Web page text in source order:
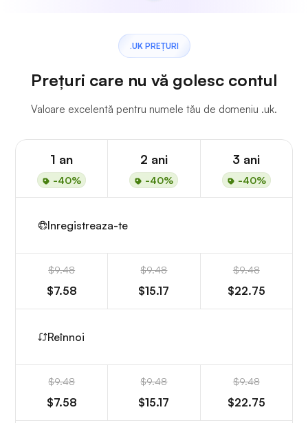
.UK PREȚURI
Prețuri care nu vă golesc contul
Valoare excelentă pentru numele tău de domeniu .uk.
1 an
-40%
2 ani
-40%
3 ani
-40%
Inregistreaza-te
$9.48
$7.58
$9.48
$15.17
$9.48
$22.75
Reînnoi
$9.48
$7.58
$9.48
$15.17
$9.48
$22.75